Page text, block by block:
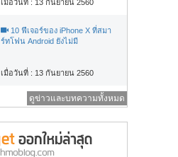
เมื่อวันที่ : 13 กันยายน 2560
10 ฟีเจอร์ของ iPhone X ที่สมา
ร์ทโฟน Android ยังไม่มี
เมื่อวันที่ : 13 กันยายน 2560
ดูข่าวและบทความทั้งหมด